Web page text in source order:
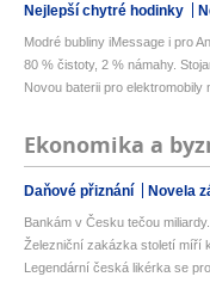
Nejlepší chytré hodinky
Modré bubliny iMessage i pro
80 % čistoty, 2 % námahy.
Novou baterii pro elektromobily
Ekonomika a
Daňové přiznání Novela
Bankám v Česku tečou
Železniční zakázka století míří
Legendární česká likérka se